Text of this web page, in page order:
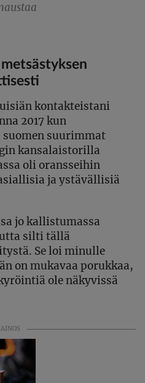
kontakteistani
2017 kun
suurimmat
kansalaistorilla
oli oransseihin
ja ystävällisiä
jo kallistumassa
silti tällä
Se loi minulle
on mukavaa porukkaa,
ole näkyvissä